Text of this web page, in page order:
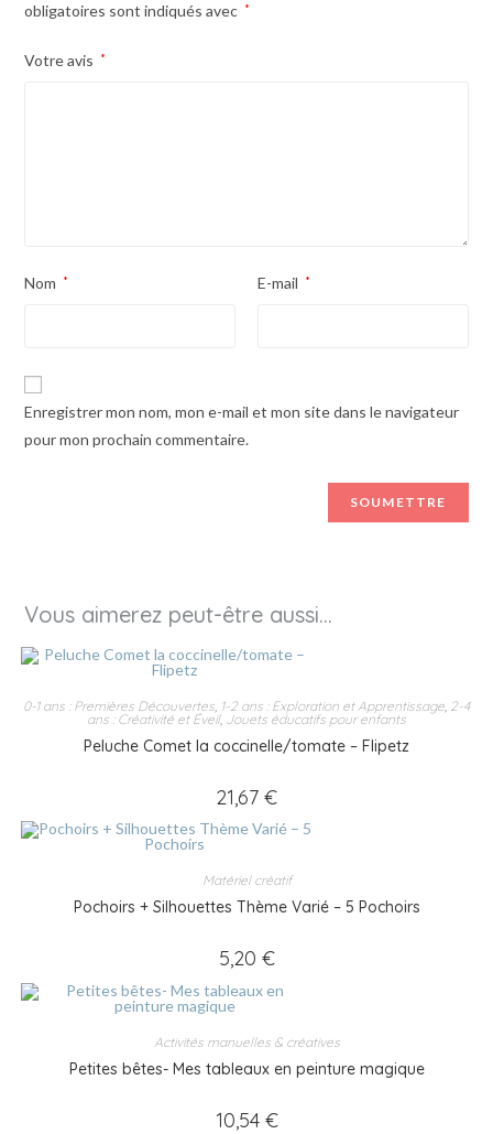
obligatoires sont indiqués avec *
Votre avis *
Nom * E-mail *
Enregistrer mon nom, mon e-mail et mon site dans le navigateur
pour mon prochain commentaire.
Vous aimerez peut-être aussi…
0-1 ans : Premières Découvertes 1-2 ans : Exploration et Apprentissage 2-4
ans : Créativité et Éveil, Jouets éducatifs pour enfants
Peluche Comet la coccinelle/tomate – Flipetz
21,67 €
Matériel créatif
Pochoirs + Silhouettes Thème Varié – 5 Pochoirs
5,20 €
Activités manuelles & créatives
Petites bêtes- Mes tableaux en peinture magique
10,54 €